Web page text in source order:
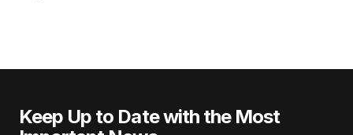
Keep Up to Date with the Most